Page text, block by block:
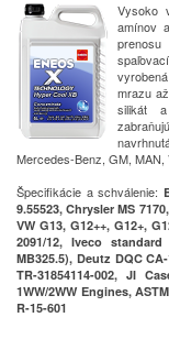
Vysoko
amínov
mrazu
silikát
Mercedes-Benz, GM, MAN,
Špecifikácie a schválenie:
9.55523, Chrysler MS
VW G13, G12++, G12+,
2091/12, Iveco
MB325.5), Deutz DQC
TR-31854114-002, JI
1WW/2WW Engines,
R-15-601